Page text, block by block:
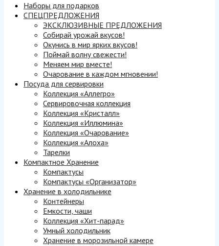
Наборы для подарков
СПЕЦПРЕДЛОЖЕНИЯ
ЭКСКЛЮЗИВНЫЕ ПРЕДЛОЖЕНИЯ
Собирай урожай вкусов!
Окунись в мир ярких вкусов!
Поймай волну свежести!
Меняем мир вместе!
Очарование в каждом мгновении!
Посуда для сервировки
Коллекция «Аллегро»
Сервировочная коллекция
Коллекция «Кристалл»
Коллекция «Иллюмина»
Коллекция «Очарование»
Коллекция «Алоха»
Тарелки
Компактное Хранение
Компактусы
Компактусы «Организатор»
Хранение в холодильнике
Контейнеры
Емкости, чаши
Коллекция «Хит-парад»
Умный холодильник
Хранение в морозильной камере